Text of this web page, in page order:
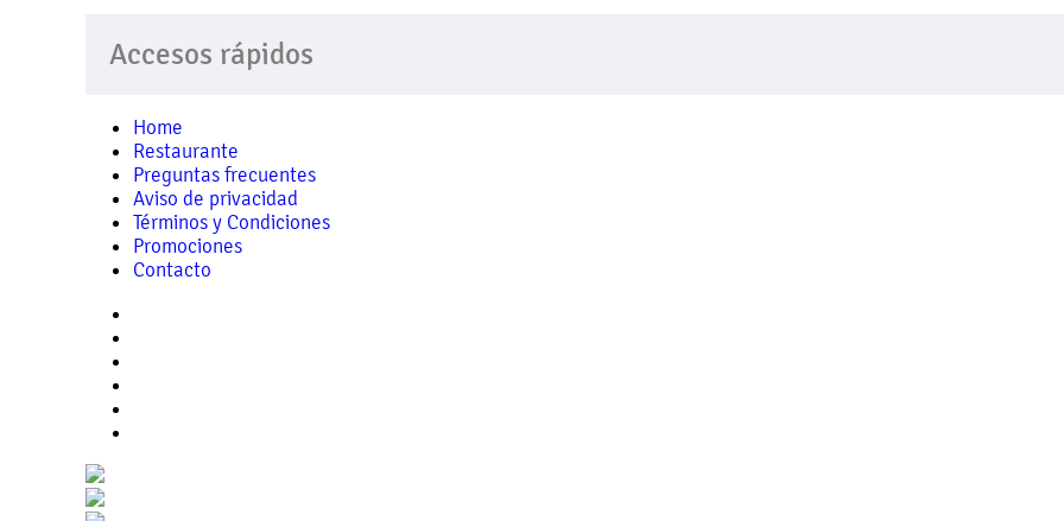
Accesos rápidos
Home
Restaurante
Preguntas frecuentes
Aviso de privacidad
Términos y Condiciones
Promociones
Contacto